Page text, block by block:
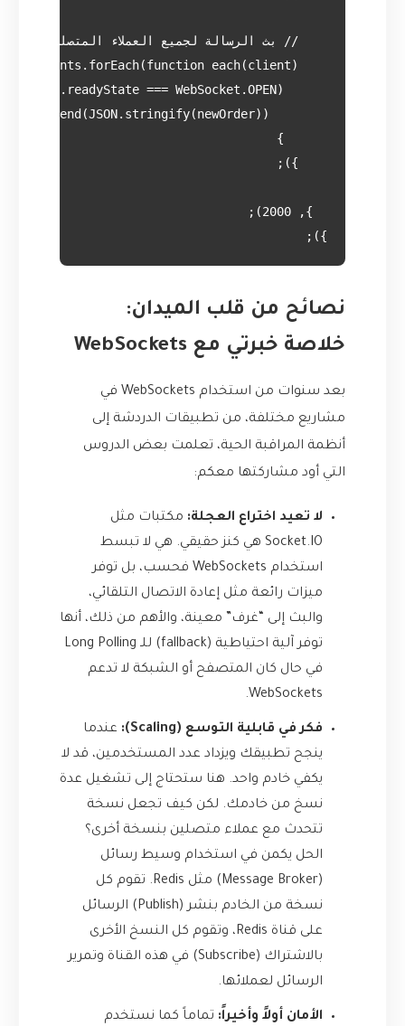
});
نصائح من قلب الميدان:
خلاصة خبرتي مع WebSockets
بعد سنوات من استخدام WebSockets في
مشاريع مختلفة، من تطبيقات الدردشة إلى
أنظمة المراقبة الحية، تعلمت بعض الدروس
التي أود مشاركتها معكم:
لا تعيد اختراع العجلة: مكتبات مثل
Socket.IO هي كنز حقيقي. هي لا تبسط
استخدام WebSockets فحسب، بل توفر
ميزات رائعة مثل إعادة الاتصال التلقائي،
والبث إلى “غرف” معينة، والأهم من ذلك، أنها
توفر آلية احتياطية (fallback) للـ Long Polling
في حال كان المتصفح أو الشبكة لا تدعم
WebSockets.
فكر في قابلية التوسع (Scaling):
عندما
ينجح تطبيقك ويزداد عدد المستخدمين، قد لا
يكفي خادم واحد. هنا ستحتاج إلى تشغيل عدة
نسخ من خادمك. لكن كيف تجعل نسخة
تتحدث مع عملاء متصلين بنسخة أخرى؟
الحل يكمن في استخدام وسيط رسائل
(Message Broker) مثل
Redis. تقوم كل
نسخة من الخادم بنشر (Publish) الرسائل
على قناة Redis، وتقوم كل النسخ الأخرى
بالاشتراك (Subscribe) في هذه القناة وتمرير
الرسائل لعملائها.
الأمان أولاً وأخيراً: تماماً كما نستخدم